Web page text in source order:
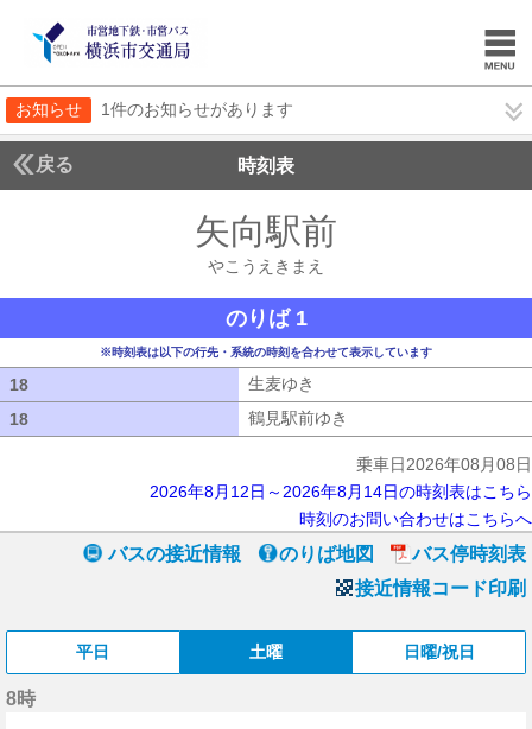
お知らせ 1件のお知らせがあります
戻る 時刻表
矢向駅前
やこうえきまえ
のりば 1
※時刻表は以下の行先・系統の時刻を合わせて表示しています
18 生麦ゆき
18
鶴見駅前ゆき
乗車日2026年08月08日
2026年8月12日～2026年8月14日の時刻表はこちら
時刻のお問い合わせはこちらへ
バスの接近情報 のりば地図
バス停時刻表
接近情報コード印刷
平日 土曜 日曜/祝日
8時